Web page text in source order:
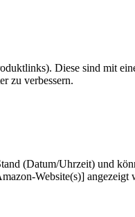
Diese sind mit
zu verbessern.
(Datum/Uhrzeit) und
Website(s)] angezeigt